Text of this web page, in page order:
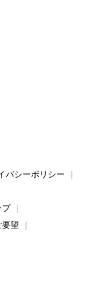
バシーポリシー
プ
要望